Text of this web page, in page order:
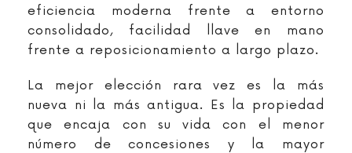
eficiencia moderna frente a entorno
consolidado, facilidad llave en mano
frente a reposicionamiento a largo plazo.
La mejor elección rara vez es la más
nueva ni la más antigua. Es la propiedad
que encaja con su vida con el menor
número de concesiones y la mayor